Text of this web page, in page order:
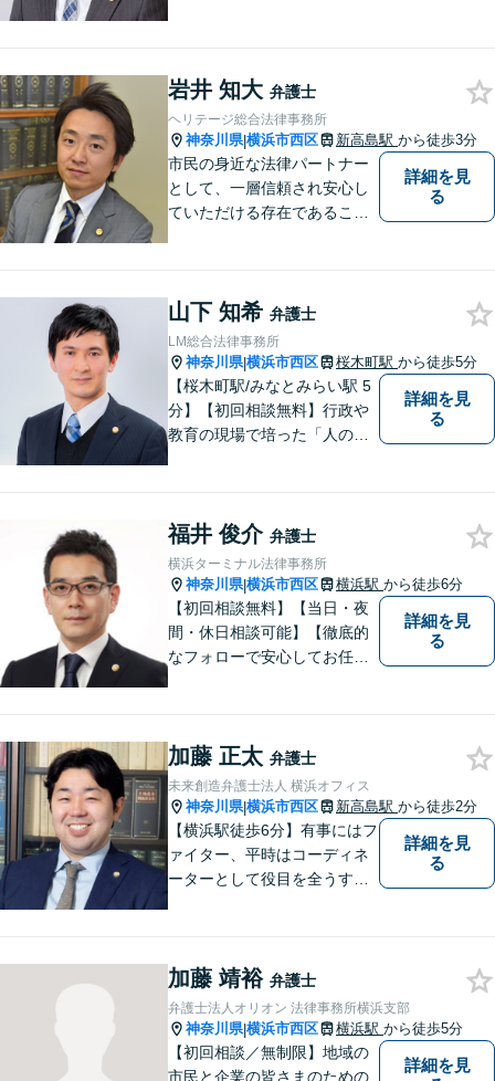
誠心誠意対応いたします。
【初回相談45分無料】【完全
個室で対応】
岩井 知大 弁護士
ヘリテージ総合法律事務所
神奈川県|横浜市西区 新高島駅 から徒歩3分
市民の身近な法律パートナー
として、一層信頼され安心し
ていただける存在であること
詳細を見
る
山下 知希 弁護士
LM総合法律事務所
神奈川県|横浜市西区 桜木町駅 から徒歩5分
【桜木町駅/みなとみらい駅 5
分】【初回相談無料】行政や
教育の現場で培った「人の話
ください。「相談してよかっ
た」と思える解決を共に目指
します。
詳細を見
る
福井 俊介 弁護士
横浜ターミナル法律事務所
神奈川県|横浜市西区 横浜駅 から徒歩6分
【初回相談無料】【当日・夜
間・休日相談可能】【徹底的
なフォローで安心してお任せ
す。小さなお悩みから大きな
トラブルまでご相談くださ
い。
詳細を見
る
加藤 正太 弁護士
未来創造弁護士法人 横浜オフィス
神奈川県|横浜市西区 新高島駅 から徒歩2分
【横浜駅徒歩6分】有事にはフ
ァイター、平時はコーディネ
ーターとして役目を全うする
します。【独占禁止法・下請
法の著書執筆】
詳細を見
る
加藤 靖裕 弁護士
弁護士法人オリオン 法律事務所横浜支部
神奈川県|横浜市西区 横浜駅 から徒歩5分
【初回相談／無制限】地域の
市民と企業の皆さまのための
詳細を見